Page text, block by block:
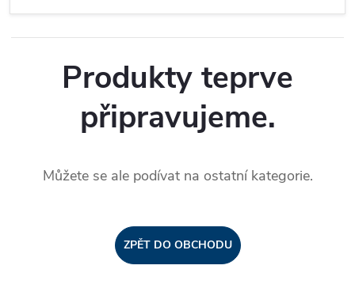
Produkty teprve
připravujeme.
Můžete se ale podívat na ostatní kategorie.
ZPĚT DO OBCHODU